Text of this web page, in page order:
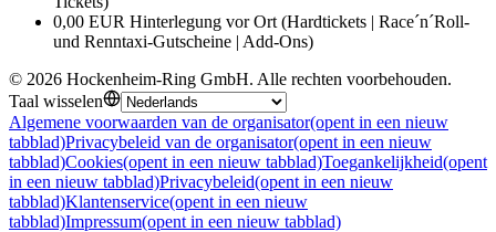
0,00 EUR Hinterlegung vor Ort (Hardtickets | Race´n´Roll-
und Renntaxi-Gutscheine | Add-Ons)
© 2026 Hockenheim-Ring GmbH. Alle rechten voorbehouden.
Taal wisselen
Algemene voorwaarden van de organisator(opent in een nieuw
tabblad)Privacybeleid van de organisator(opent in een nieuw
tabblad)Cookies(opent in een nieuw tabblad)Toegankelijkheid(opent
in een nieuw tabblad)Privacybeleid(opent in een nieuw
tabblad)Klantenservice(opent in een nieuw
tabblad)Impressum(opent in een nieuw tabblad)